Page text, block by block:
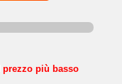
prezzo più basso